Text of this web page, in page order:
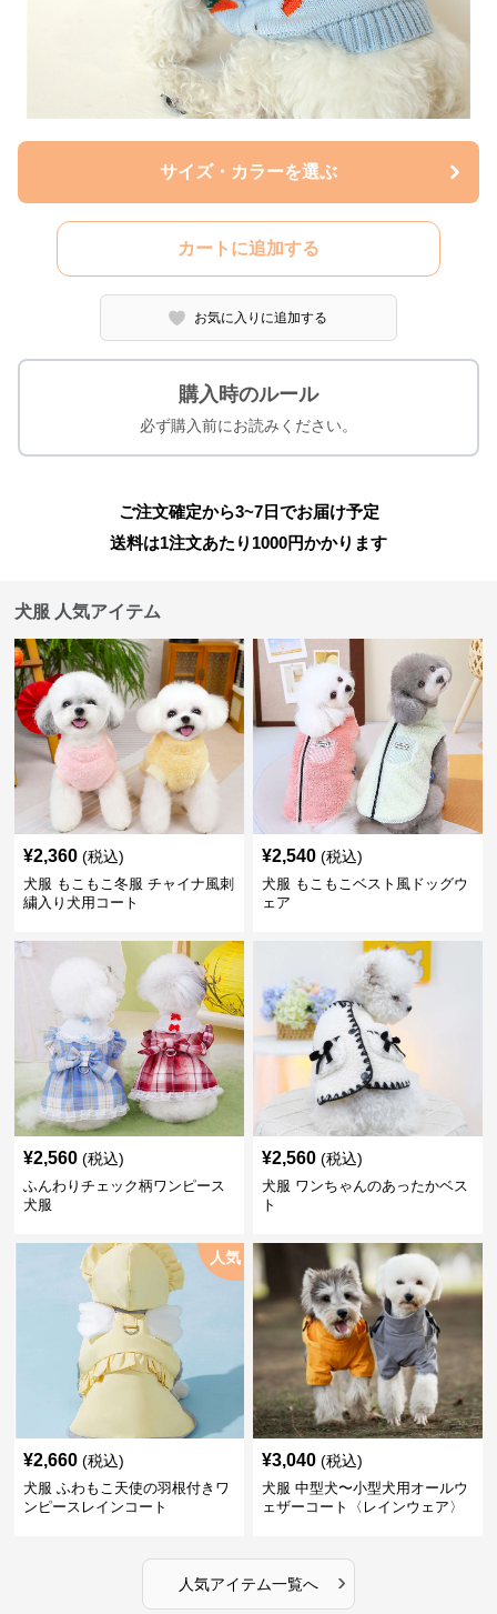
サイズ・カラーを選ぶ
カートに追加する
お気に入りに追加する
購入時のルール
必ず購入前にお読みください。
ご注文確定から3~7日でお届け予定
送料は1注文あたり 1000円かかります
犬服 人気アイテム
¥2,360 (税込)
犬服 もこもこ冬服 チャイナ風刺
繍入り犬用コート
¥2,540 (税込)
犬服 もこもこベスト風ドッグウ
ェア
¥2,560 (税込)
ふんわりチェック柄ワンピース
犬服
¥2,560 (税込)
犬服 ワンちゃんのあったかベス
ト
人気
¥2,660 (税込)
犬服 ふわもこ天使の羽根付きワ
ンピースレインコート
¥3,040 (税込)
犬服 中型犬〜小型犬用オールウ
ェザーコート〈レインウェア〉
人気アイテム一覧へ ›